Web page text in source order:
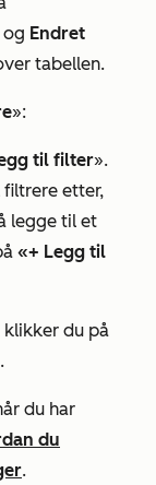
og Endret
tabellen.
»:
til filter».
filtrere etter,
legge til et
«+ Legg til
klikker du på
du har
du
.